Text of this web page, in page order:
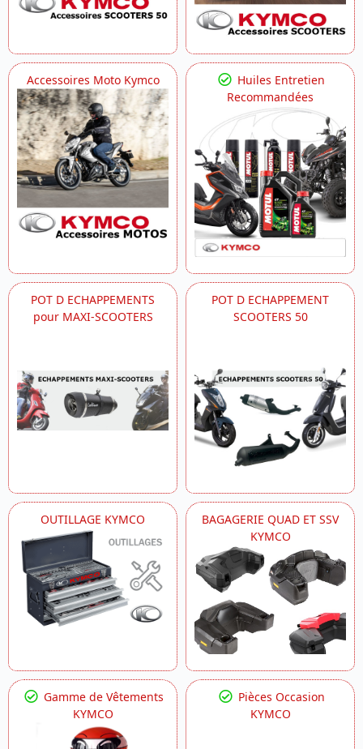
Accessoires Moto Kymco
Huiles Entretien
Recommandées
POT D ECHAPPEMENTS
pour MAXI-SCOOTERS
POT D ECHAPPEMENT
SCOOTERS 50
OUTILLAGE KYMCO
BAGAGERIE QUAD ET SSV
KYMCO
Gamme de Vêtements
KYMCO
Pièces Occasion
KYMCO